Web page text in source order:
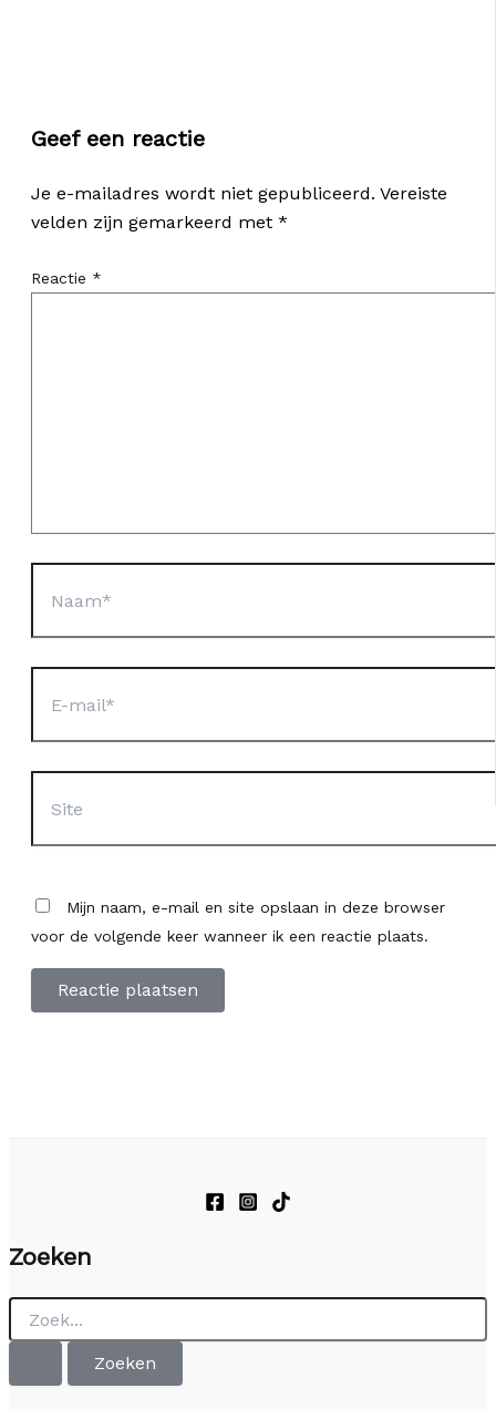
Geef een reactie
Je e-mailadres wordt niet gepubliceerd. Vereiste
velden zijn gemarkeerd met *
Reactie *
mail*
Mijn naam, e-mail en site opslaan in deze browser
voor de volgende keer wanneer ik een reactie plaats.
Zoeken
Zoek
naar: